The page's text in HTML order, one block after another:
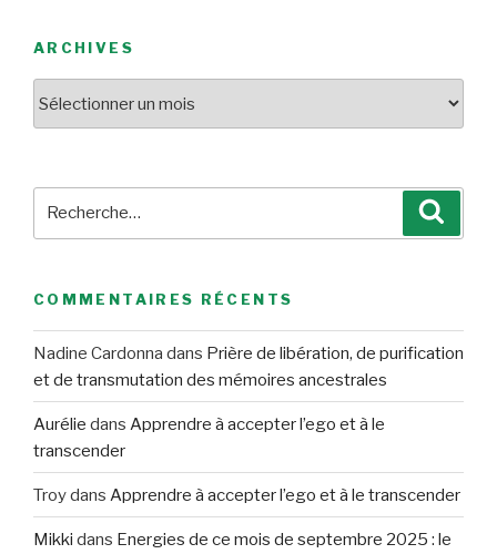
ARCHIVES
COMMENTAIRES RÉCENTS
Nadine Cardonna dans Prière de libération, de purification
et de transmutation des mémoires ancestrales
Aurélie dans Apprendre à accepter l’ego et à le
transcender
Troydans Apprendre à accepter l’ego et à le transcender
Mikki dans Energies de ce mois de septembre 2025 : le